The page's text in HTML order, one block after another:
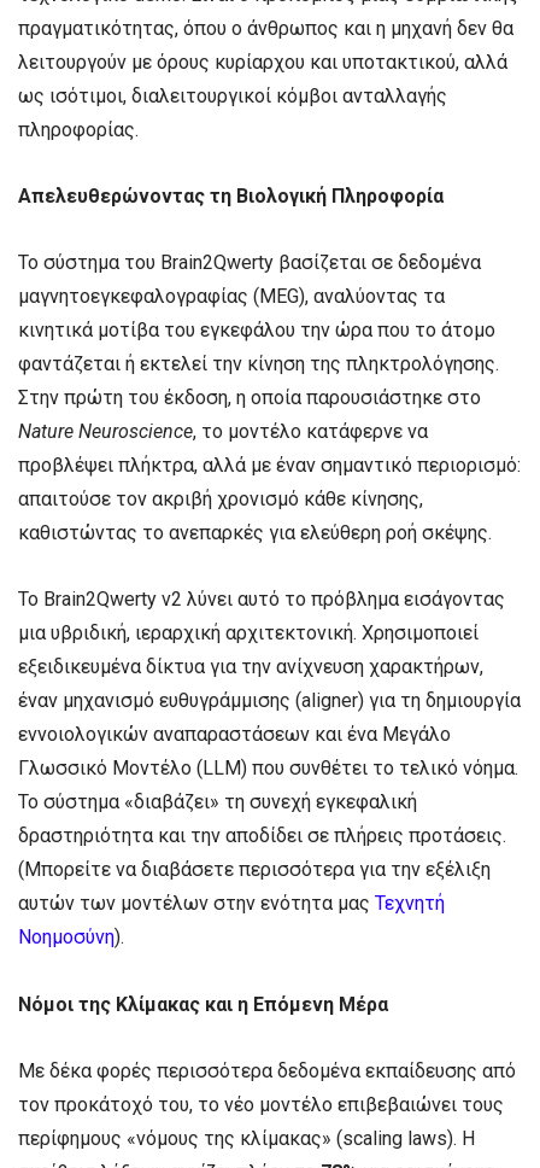
πραγματικότητας, όπου ο άνθρωπος και η μηχανή δεν θα
λειτουργούν με όρους κυρίαρχου και υποτακτικού, αλλά
ως ισότιμοι, διαλειτουργικοί κόμβοι ανταλλαγής
πληροφορίας.
Απελευθερώνοντας τη Βιολογική Πληροφορία
Το σύστημα του Brain2Qwerty βασίζεται σε δεδομένα
μαγνητοεγκεφαλογραφίας (MEG), αναλύοντας τα
κινητικά μοτίβα του εγκεφάλου την ώρα που το άτομο
φαντάζεται ή εκτελεί την κίνηση της πληκτρολόγησης.
Στην πρώτη του έκδοση, η οποία παρουσιάστηκε στο
Nature Neuroscience, το μοντέλο κατάφερνε να
προβλέψει πλήκτρα, αλλά με έναν σημαντικό περιορισμό:
απαιτούσε τον ακριβή χρονισμό κάθε κίνησης,
καθιστώντας το ανεπαρκές για ελεύθερη ροή σκέψης.
Το Brain2Qwerty v2 λύνει αυτό το πρόβλημα εισάγοντας
μια υβριδική, ιεραρχική αρχιτεκτονική. Χρησιμοποιεί
εξειδικευμένα δίκτυα για την ανίχνευση χαρακτήρων,
έναν μηχανισμό ευθυγράμμισης (aligner) για τη δημιουργία
εννοιολογικών αναπαραστάσεων και ένα Μεγάλο
Γλωσσικό Μοντέλο (LLM) που συνθέτει το τελικό νόημα.
Το σύστημα «διαβάζει» τη συνεχή εγκεφαλική
δραστηριότητα και την αποδίδει σε πλήρεις προτάσεις.
(Μπορείτε να διαβάσετε περισσότερα για την εξέλιξη
αυτών των μοντέλων στην ενότητα μας Τεχνητή
Νοημοσύνη).
Νόμοι της Κλίμακας και η Επόμενη Μέρα
Με δέκα φορές περισσότερα δεδομένα εκπαίδευσης από
τον προκάτοχό του, το νέο μοντέλο επιβεβαιώνει τους
περίφημους «νόμους της κλίμακας» (scaling laws). Η